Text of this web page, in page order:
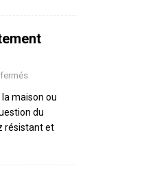
maison ou
du
résistant et